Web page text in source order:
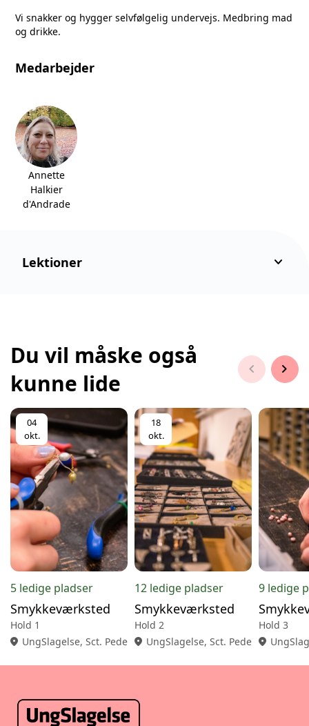
Vi snakker og hygger selvfølgelig undervejs. Medbring mad
og drikke.
Medarbejder
Annette
Halkier
d'Andrade
Lektioner keyboard_arrow_down
Du vil måske også
kunne lide
chevron_left chevron_right
04
okt.
5 ledige pladser
Smykkeværksted
Hold 1
location_on UngSlagelse, Sct. Pedersgade 18, 2., 4200 Slagelse
18
okt.
12 ledige pladser
Smykkeværksted
Hold 2
location_on UngSlagelse, Sct. Pedersgade 18,
9 ledige
Hold 3
location_on